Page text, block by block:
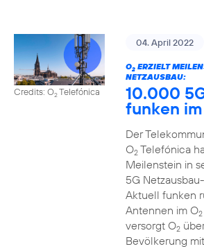
Credits: O2Telefónica
04. April 2022
O2ERZIELT
NETZAUSBAU:
10.000
funken
Der
O2Telefónica
Meilenstein in
5G
Aktuell funken
Antennen im O2
versorgt O2
Bevölkerung